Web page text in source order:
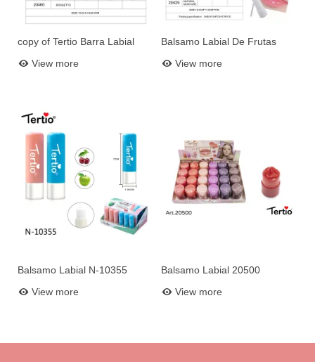
copy of Tertio Barra Labial
View more
Balsamo Labial De Frutas
View more
Add to basket
Balsamo Labial N-10355
View more
Add to basket
Balsamo Labial 20500
View more